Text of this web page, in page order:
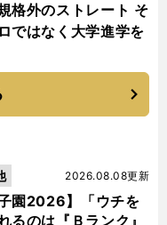
格外のストレート そ
ではなく大学進学を
子園2026】「ウチを
るのは『Ｂランク』
2026.08.08更新